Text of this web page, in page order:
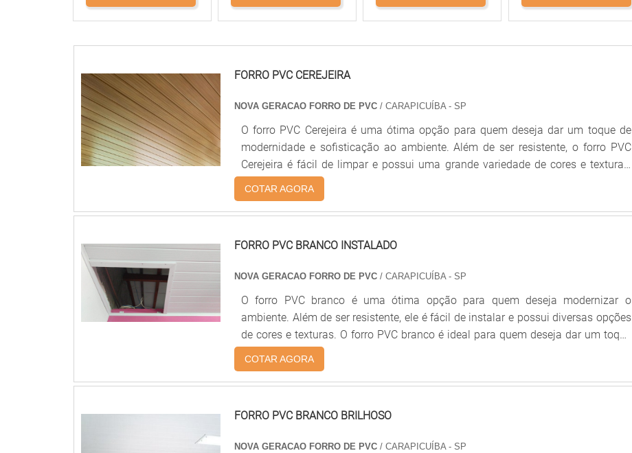
FORRO PVC CEREJEIRA
NOVA GERACAO FORRO DE PVC / CARAPICUÍBA - SP
O forro PVC Cerejeira é uma ótima opção para quem deseja dar um toque de
modernidade e sofisticação ao ambiente. Além de ser resistente, o forro PVC
Cerejeira é fácil de limpar e possui uma grande variedade de cores e texturas,
permitindo que você crie um ambiente único e personalizado. O forro PVC
Cerejeira é a escolha ideal para quem deseja um acabamento de qualidade e
durabilidade.
COTAR AGORA
FORRO PVC BRANCO INSTALADO
NOVA GERACAO FORRO DE PVC / CARAPICUÍBA - SP
O forro PVC branco é uma ótima opção para quem deseja modernizar o
ambiente. Além de ser resistente, ele é fácil de instalar e possui diversas opções
de cores e texturas. O forro PVC branco é ideal para quem deseja dar um toque
moderno ao ambiente, pois é resistente a umidade, além de ser fácil de limpar e
manter. Além disso, ele é muito versátil, pois pode ser instalado em qualquer tipo
de ambiente, desde salas de estar até banheiros.
COTAR AGORA
FORRO PVC BRANCO BRILHOSO
NOVA GERACAO FORRO DE PVC / CARAPICUÍBA - SP